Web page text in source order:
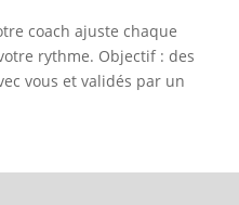
coach ajuste chaque
rythme. Objectif : des
vous et validés par un